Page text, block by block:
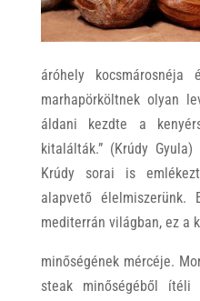
áróhely
marhapörköltnek olyan
áldani kezdte a
kitalálták.” (Krúdy
Krúdy sorai is
alapvető élelmiszerünk.
mediterrán világban, ez a
minőségének mércéje.
steak minőségéből